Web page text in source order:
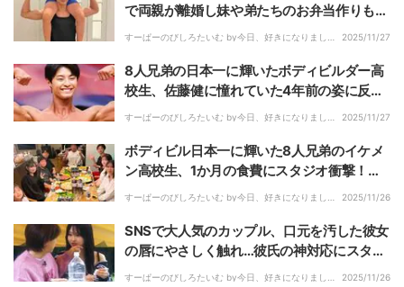
で両親が離婚し妹や弟たちのお弁当作りも担
当「参観日や運動会も来てくれる」「家では
すーぱーのびしろたいむ by今日、好きになりまし
2025/11/27
8人兄弟の日本一に輝いたボディビルダー高
校生、佐藤健に憧れていた4年前の姿に反響
「かっこええやん！」
すーぱーのびしろたいむ by今日、好きになりまし
2025/11/27
ボディビル日本一に輝いた8人兄弟のイケメ
ン高校生、1か月の食費にスタジオ衝撃！
「卵は1日10個食べる」
すーぱーのびしろたいむ by今日、好きになりまし
2025/11/26
SNSで大人気のカップル、口元を汚した彼女
の唇にやさしく触れ…彼氏の神対応にスタジ
オ絶賛！彼女も「優しくてびっくりした」
すーぱーのびしろたいむ by今日、好きになりまし
2025/11/26